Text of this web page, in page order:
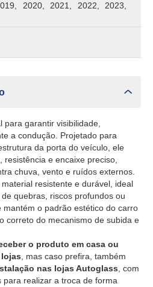
2020, 2021, 2022, 2023,
garantir visibilidade,
a condução. Projetado para
da porta do veículo, ele
e encaixe preciso,
chuva, vento e ruídos externos.
resistente e durável, ideal
quebras, riscos profundos ou
mantém o padrão estético do carro
correto do mecanismo de subida e
o produto em casa ou
, mas caso prefira, também
nas lojas Autoglass , com
para realizar a troca de forma